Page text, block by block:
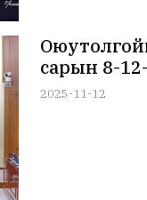
сарын 8-
2025-11-12